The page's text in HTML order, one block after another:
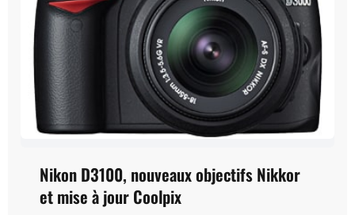
Nikon D3100, nouveaux objectifs Nikkor
et mise à jour Coolpix